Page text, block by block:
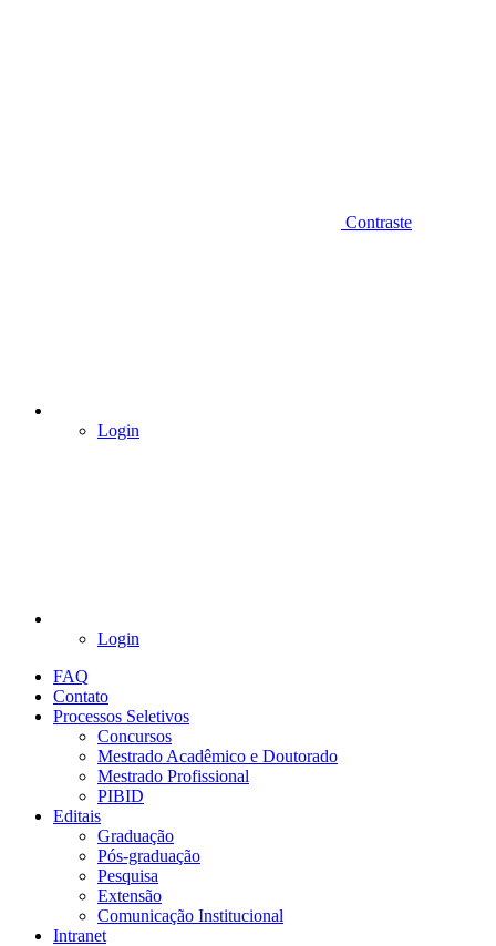
Contraste
Login
Login
FAQ
Contato
Processos Seletivos
Concursos
Mestrado Acadêmico e Doutorado
Mestrado Profissional
PIBID
Editais
Graduação
Pós-graduação
Pesquisa
Extensão
Comunicação Institucional
Intranet